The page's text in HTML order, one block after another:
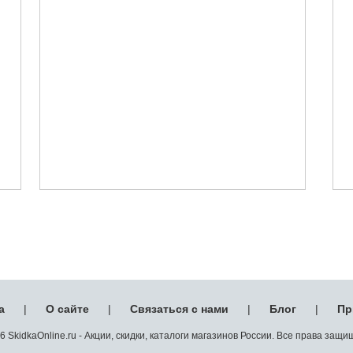
| О сайте | Связаться с нами | Блог |
SkidkaOnline.ru - Акции, скидки, каталоги магазинов России. Все права